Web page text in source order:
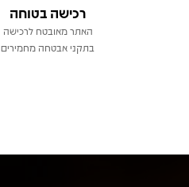
רכישה בטוחה
האתר מאובטח לרכישה
בתקני אבטחה מחמירים